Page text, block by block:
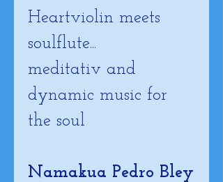
Heartviolin meets
soulflute...
meditativ and
dynamic music for
the soul
Namakua Pedro Bley